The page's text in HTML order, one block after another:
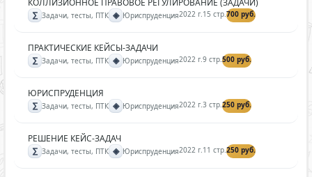
КОЛЛИЗИОННОЕ ПРАВОВОЕ РЕГУЛИРОВАНИЕ (ЗАДАЧИ)
∑ Задачи, тесты, ПТК ◈ Юриспруденция2022 г.15 стр.700 руб.
ПРАКТИЧЕСКИЕ КЕЙСЫ-ЗАДАЧИ
∑ Задачи, тесты, ПТК ◈ Юриспруденция2022 г.9 стр.500 руб.
ЮРИСПРУДЕНЦИЯ
∑ Задачи, тесты, ПТК ◈ Юриспруденция2022 г.3 стр.250 руб.
РЕШЕНИЕ КЕЙС-ЗАДАЧ
∑ Задачи, тесты, ПТК ◈ Юриспруденция2022 г.11 стр.250 руб.